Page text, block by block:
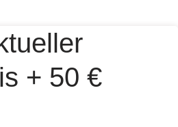
+ 50 €